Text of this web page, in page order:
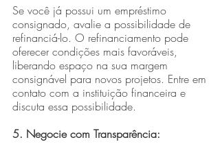
Se você já possui um empréstimo
consignado, avalie a possibilidade de
refinanciá-lo. O refinanciamento pode
oferecer condições mais favoráveis,
liberando espaço na sua margem
consignável para novos projetos. Entre em
contato com a instituição financeira e
discuta essa possibilidade.
5. Negocie com Transparência: